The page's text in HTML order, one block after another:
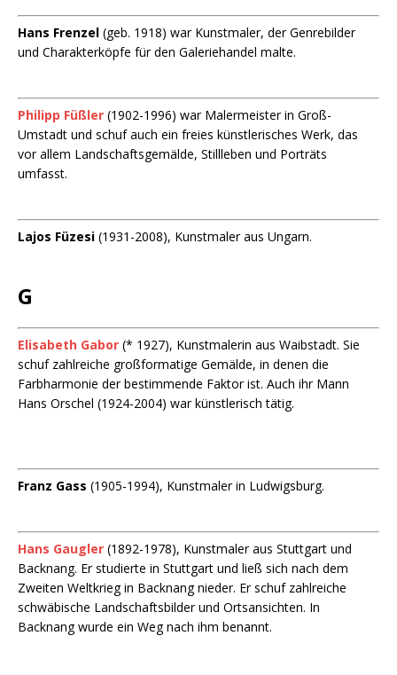
Hans Frenzel (geb. 1918) war Kunstmaler, der Genrebilder
und Charakterköpfe für den Galeriehandel malte.
Philipp Füßler (1902-1996) war Malermeister in Groß-
Umstadt und schuf auch ein freies künstlerisches Werk, das
vor allem Landschaftsgemälde, Stillleben und Porträts
umfasst.
Lajos Füzesi (1931-2008), Kunstmaler aus Ungarn.
G
Elisabeth Gabor (* 1927), Kunstmalerin aus Waibstadt. Sie
schuf zahlreiche großformatige Gemälde, in denen die
Farbharmonie der bestimmende Faktor ist. Auch ihr Mann
Hans Orschel (1924-2004) war künstlerisch tätig.
Franz Gass (1905-1994), Kunstmaler in Ludwigsburg.
Hans Gaugler (1892-1978), Kunstmaler aus Stuttgart und
Backnang. Er studierte in Stuttgart und ließ sich nach dem
Zweiten Weltkrieg in Backnang nieder. Er schuf zahlreiche
schwäbische Landschaftsbilder und Ortsansichten. In
Backnang wurde ein Weg nach ihm benannt.